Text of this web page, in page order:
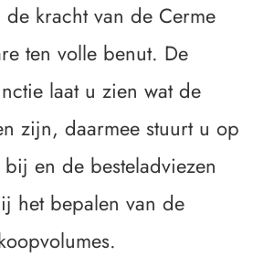
kracht van de Cerme
ten volle benut. De
laat u zien wat de
zijn, daarmee stuurt u op
en de besteladviezen
het bepalen van de